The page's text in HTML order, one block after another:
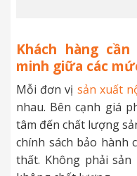
Khách hàng
minh giữa các
Mỗi đơn vị sản xuất
nhau. Bên cạnh giá
tâm đến chất lượng
chính sách bảo hành
thất. Không phải